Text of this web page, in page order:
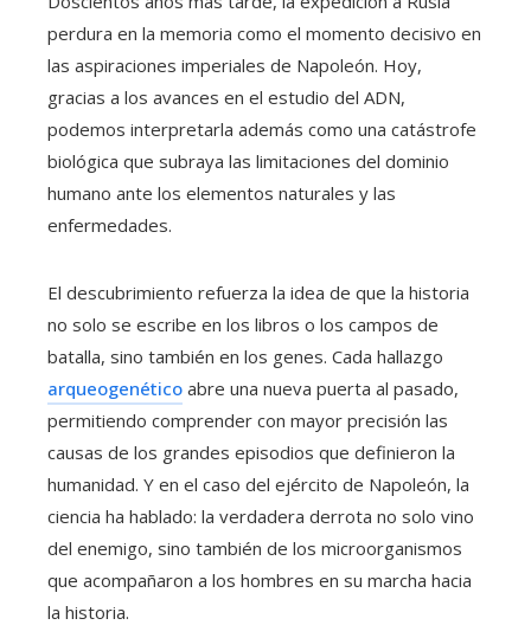
perdura en la memoria como el momento decisivo en
las aspiraciones imperiales de Napoleón. Hoy,
gracias a los avances en el estudio del ADN,
podemos interpretarla además como una catástrofe
biológica que subraya las limitaciones del dominio
humano ante los elementos naturales y las
enfermedades.
El descubrimiento refuerza la idea de que la historia
no solo se escribe en los libros o los campos de
batalla, sino también en los genes. Cada hallazgo
arqueogenético abre una nueva puerta al pasado,
permitiendo comprender con mayor precisión las
causas de los grandes episodios que definieron la
humanidad. Y en el caso del ejército de Napoleón, la
ciencia ha hablado: la verdadera derrota no solo vino
del enemigo, sino también de los microorganismos
que acompañaron a los hombres en su marcha hacia
la historia.